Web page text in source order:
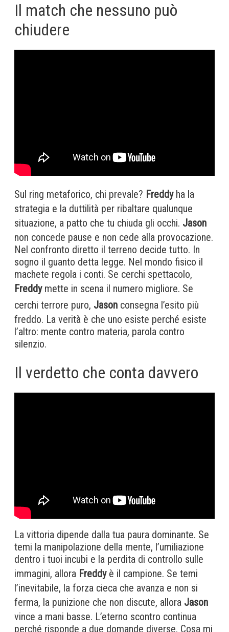
Il match che nessuno può
chiudere
Sul ring metaforico, chi prevale? Freddyha la
strategia e la duttilità per ribaltare qualunque
situazione, a patto che tu chiuda gli occhi. Jason
non concede pause e non cede alla provocazione.
Nel confronto diretto il terreno decide tutto. In
sogno il guanto detta legge. Nel mondo fisico il
machete regola i conti. Se cerchi spettacolo,
Freddy mette in scena il numero migliore. Se
cerchi terrore puro, Jason consegna l’esito più
freddo. La verità è che uno esiste perché esiste
l’altro: mente contro materia, parola contro
silenzio.
Il verdetto che conta davvero
La vittoria dipende dalla tua paura dominante. Se
temi la manipolazione della mente, l’umiliazione
dentro i tuoi incubi e la perdita di controllo sulle
immagini, allora Freddy è il campione. Se temi
l’inevitabile, la forza cieca che avanza e non si
ferma, la punizione che non discute, allora Jason
vince a mani basse. L’eterno scontro continua
perché risponde a due domande diverse. Cosa mi